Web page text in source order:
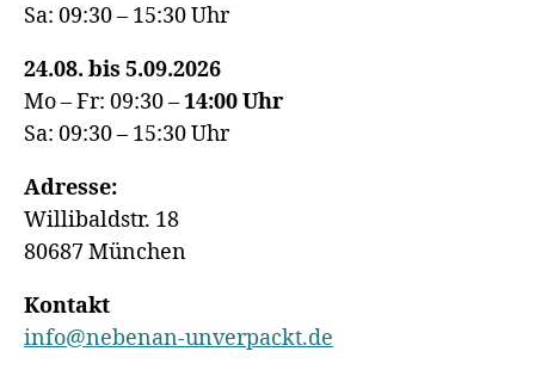
Sa: 09:30 – 15:30 Uhr
24.08. bis 5.09.2026
Mo – Fr: 09:30 –14:00Uhr
Sa: 09:30 – 15:30 Uhr
Adresse:
Willibaldstr. 18
80687 München
Kontakt
info@nebenan-unverpackt.de